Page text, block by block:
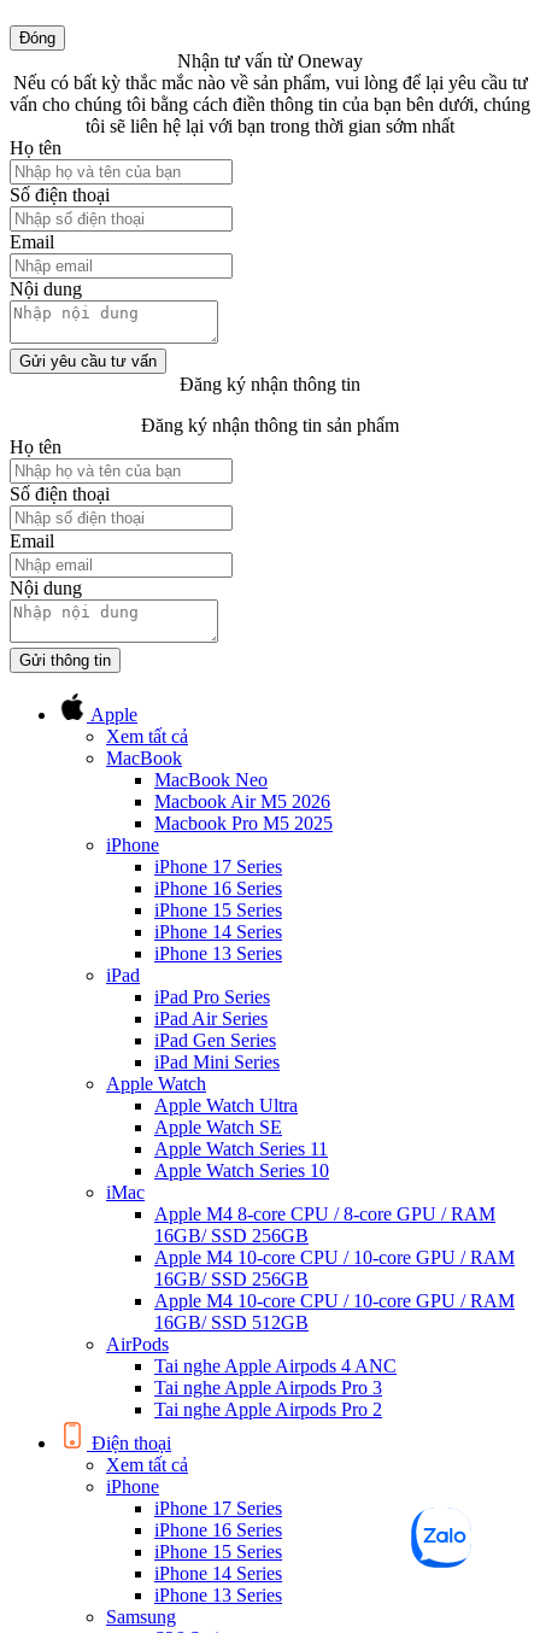
Đóng
Nhận tư vấn từ Oneway
Nếu có bất kỳ thắc mắc nào về sản phẩm, vui lòng để lại yêu cầu tư
vấn cho chúng tôi bằng cách điền thông tin của bạn bên dưới, chúng
tôi sẽ liên hệ lại với bạn trong thời gian sớm nhất
Họ tên
Số điện thoại
Email
Nội dung
Gửi yêu cầu tư vấn
Đăng ký nhận thông tin
Đăng ký nhận thông tin sản phẩm
Họ tên
Số điện thoại
Email
Nội dung
Gửi thông tin
Apple
Xem tất cả
MacBook
MacBook Neo
Macbook Air M5 2026
Macbook Pro M5 2025
iPhone
iPhone 17 Series
iPhone 16 Series
iPhone 15 Series
iPhone 14 Series
iPhone 13 Series
iPad
iPad Pro Series
iPad Air Series
iPad Gen Series
iPad Mini Series
Apple Watch
Apple Watch Ultra
Apple Watch SE
Apple Watch Series 11
Apple Watch Series 10
iMac
Apple M4 8-core CPU / 8-core GPU / RAM
16GB/ SSD 256GB
Apple M4 10-core CPU / 10-core GPU / RAM
16GB/ SSD 256GB
Apple M4 10-core CPU / 10-core GPU / RAM
16GB/ SSD 512GB
AirPods
Tai nghe Apple Airpods 4 ANC
Tai nghe Apple Airpods Pro 3
Tai nghe Apple Airpods Pro 2
Điện thoại
Xem tất cả
iPhone
iPhone 17 Series
iPhone 16 Series
iPhone 15 Series
iPhone 14 Series
iPhone 13 Series
Samsung